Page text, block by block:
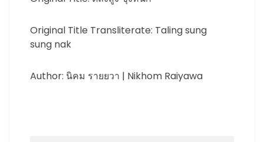
Original Title Transliterate: Taling sung
sung nak
Author: นิคม รายยวา | Nikhom Raiyawa